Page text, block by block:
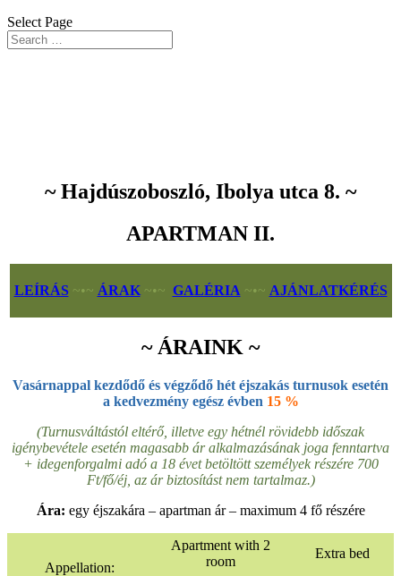
Select Page
~ Hajdúszoboszló, Ibolya utca 8. ~
APARTMAN II.
LEÍRÁS ~•~ ÁRAK ~•~ GALÉRIA ~•~ AJÁNLATKÉRÉS
~ ÁRAINK ~
Vasárnappal kezdődő és végződő hét éjszakás turnusok esetén
a kedvezmény egész évben 15 %
(Turnusváltástól eltérő, illetve egy hétnél rövidebb időszak
igénybevétele esetén magasabb ár alkalmazásának joga fenntartva
+ idegenforgalmi adó a 18 évet betöltött személyek részére 700
Ft/fő/éj, az ár biztosítást nem tartalmaz.)
Ára: egy éjszakára – apartman ár – maximum 4 fő részére
Appellation:
Apartment with 2
room
Extra bed